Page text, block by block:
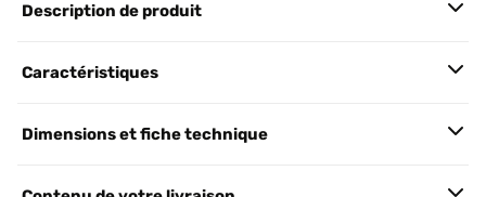
Description de produit
Caractéristiques
Dimensions et fiche technique